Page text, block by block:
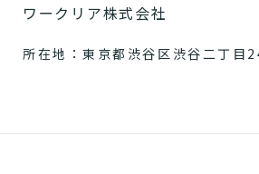
ワークリア株式会社
所在地：東京都渋谷区渋谷二丁目